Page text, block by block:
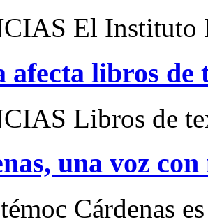
El Instituto
libros de
Libros de
una voz
Cárdenas